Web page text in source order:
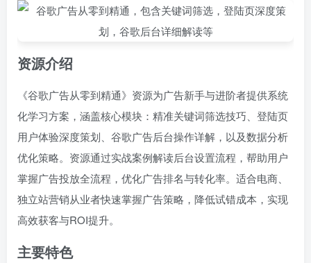
资源介绍
《谷歌广告从零到精通》资源为广告新手与进阶者提供系统
化学习方案，涵盖核心模块：精准关键词筛选技巧、登陆页
用户体验深度策划、谷歌广告后台操作详解，以及数据分析
优化策略。资源通过实战案例解读后台设置流程，帮助用户
掌握广告投放全流程，优化广告排名与转化率。适合电商、
独立站营销从业者快速掌握广告策略，降低试错成本，实现
高效获客与ROI提升。
主要特色